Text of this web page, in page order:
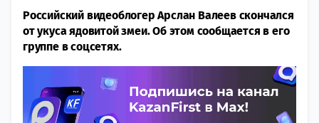
Российский видеоблогер Арслан Валеев скончался
от укуса ядовитой змеи. Об этом сообщается в его
группе в соцсетях.